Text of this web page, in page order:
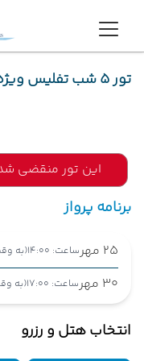
تور 5 شب تفلیس ویژه زمستان 1404
این تور منقضی
برنامه پرواز
25 مهر ساعت: 14:00 (به
30 مهر ساعت: 17:00 (به
شروع سفر تهران ,
انتخاب هتل و رزرو